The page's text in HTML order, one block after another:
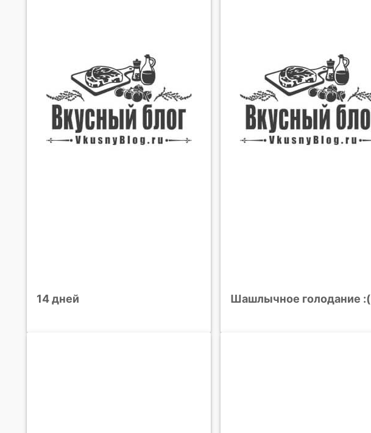
14 дней Шашлычное голодание :(